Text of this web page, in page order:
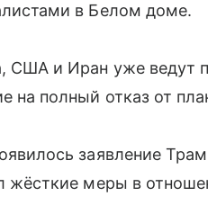
в Белом доме.
США и Иран уже ведут
на полный отказ от
заявление
жёсткие меры в